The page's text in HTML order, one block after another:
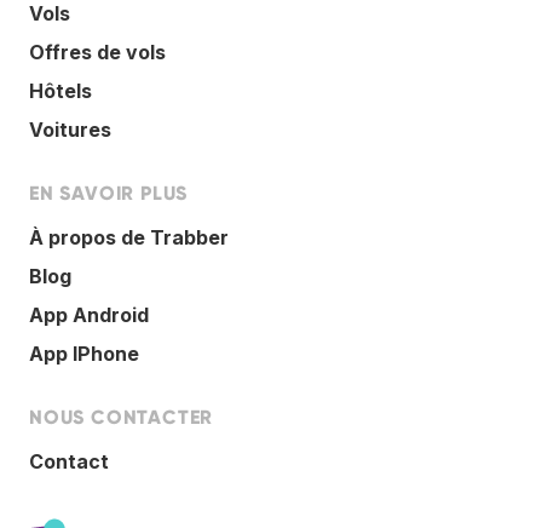
Vols
Offres de vols
Hôtels
Voitures
EN SAVOIR PLUS
À propos de Trabber
Blog
App Android
App IPhone
NOUS CONTACTER
Contact